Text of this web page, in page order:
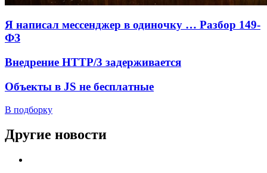
Я написал мессенджер в одиночку … Разбор 149-
ФЗ
Внедрение HTTP/3 задерживается
Объекты в JS не бесплатные
В подборку
Другие новости